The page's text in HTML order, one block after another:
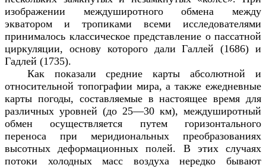
изображении междуширотного обмена между
экватором и тропиками всеми исследователями
принималось классическое представление о пассатной
циркуляции, основу которого дали Галлей (1686) и
Гадлей (1735).
Как показали средние карты абсолютной и
относительной топографии мира, а также ежедневные
карты погоды, составляемые в настоящее время для
различных уровней (до 25—30 км), междуширотный
обмен осуществляется путем горизонтального
переноса при меридиональных преобразованиях
высотных деформационных полей. В этих случаях
потоки холодных масс воздуха нередко бывают